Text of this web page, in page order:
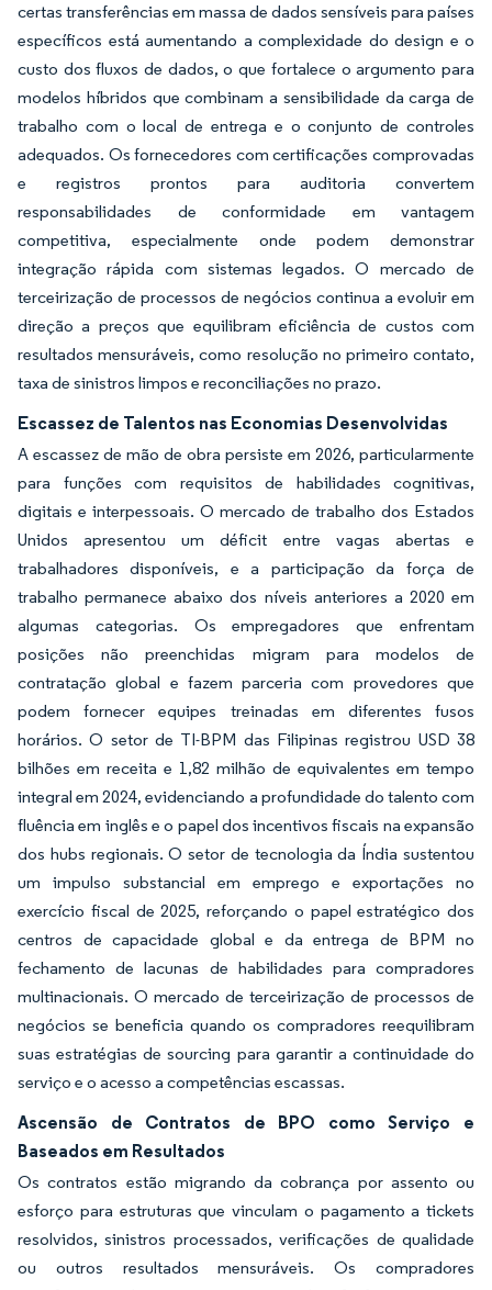
certas transferências em massa de dados sensíveis para países
específicos está aumentando a complexidade do design e o
custo dos fluxos de dados, o que fortalece o argumento para
modelos híbridos que combinam a sensibilidade da carga de
trabalho com o local de entrega e o conjunto de controles
adequados. Os fornecedores com certificações comprovadas
e registros prontos para auditoria convertem
responsabilidades de conformidade em vantagem
competitiva, especialmente onde podem demonstrar
integração rápida com sistemas legados. O mercado de
terceirização de processos de negócios continua a evoluir em
direção a preços que equilibram eficiência de custos com
resultados mensuráveis, como resolução no primeiro contato,
taxa de sinistros limpos e reconciliações no prazo.
Escassez de Talentos nas Economias Desenvolvidas
A escassez de mão de obra persiste em 2026, particularmente
para funções com requisitos de habilidades cognitivas,
digitais e interpessoais. O mercado de trabalho dos Estados
Unidos apresentou um déficit entre vagas abertas e
trabalhadores disponíveis, e a participação da força de
trabalho permanece abaixo dos níveis anteriores a 2020 em
algumas categorias. Os empregadores que enfrentam
posições não preenchidas migram para modelos de
contratação global e fazem parceria com provedores que
podem fornecer equipes treinadas em diferentes fusos
horários. O setor de TI-BPM das Filipinas registrou USD 38
bilhões em receita e 1,82 milhão de equivalentes em tempo
integral em 2024, evidenciando a profundidade do talento com
fluência em inglês e o papel dos incentivos fiscais na expansão
dos hubs regionais. O setor de tecnologia da Índia sustentou
um impulso substancial em emprego e exportações no
exercício fiscal de 2025, reforçando o papel estratégico dos
centros de capacidade global e da entrega de BPM no
fechamento de lacunas de habilidades para compradores
multinacionais. O mercado de terceirização de processos de
negócios se beneficia quando os compradores reequilibram
suas estratégias de sourcing para garantir a continuidade do
serviço e o acesso a competências escassas.
Ascensão de Contratos de BPO como Serviço e
Baseados em Resultados
Os contratos estão migrando da cobrança por assento ou
esforço para estruturas que vinculam o pagamento a tickets
resolvidos, sinistros processados, verificações de qualidade
ou outros resultados mensuráveis. Os compradores